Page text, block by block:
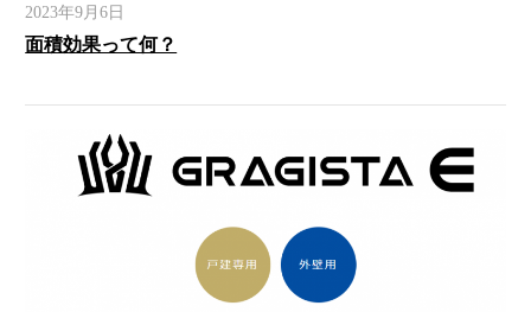
2023年9月6日
面積効果って何？